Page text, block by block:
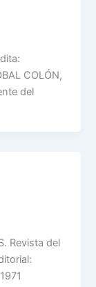
COLÓN,
del
Revista del